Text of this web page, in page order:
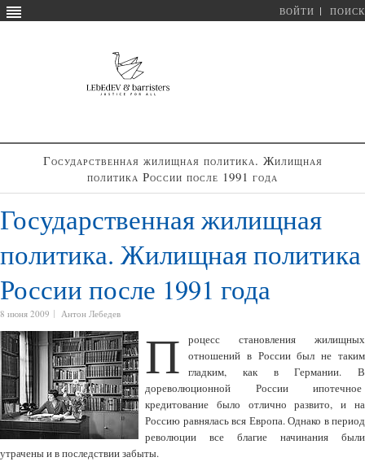
ВОЙТИ ПОИСК
Государственная жилищная политика. Жилищная
политика России после 1991 года
Государственная жилищная
политика. Жилищная политика
России после 1991 года
8 июня 2009 Антон Лебедев
П
роцесс становления жилищных
отношений в России был не таким
гладким, как в Германии. В
дореволюционной России ипотечное
кредитование было отлично развито, и на
Россию равнялась вся Европа. Однако в период
революции все благие начинания были
утрачены и в последствии забыты.